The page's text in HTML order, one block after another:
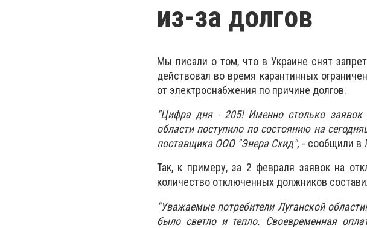
из-за долгов
Мы писали о том, что в Украине снят
действовал во время карантинных
от электроснабжения по причине долгов.
"Цифра дня - 205! Именно столько заявок
области поступило по состоянию на
поставщика ООО "Энера Схид", - сообщили в
Так, к примеру, за 2 февраля заявок на
количество отключенных должников
"Уважаемые потребители Луганской
было светло и тепло. Своевременная